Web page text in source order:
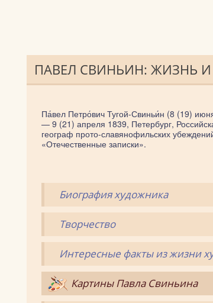
ПАВЕЛ СВИНЬИН: ЖИЗНЬ
Па́вел Петро́вич Тугой-Свиньи́н (8 (19)
— 9 (21) апреля 1839, Петербург,
географ прото-славянофильских
«Отечественные записки».
Биография художника
Творчество
Интересные факты из жизни
Картины Павла Свиньина